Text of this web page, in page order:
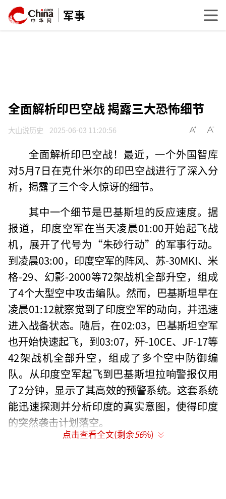
军事
全面解析印巴空战 揭露三大恐怖细节
大山说历史 2025-06-03 11:20:56
全面解析印巴空战！最近，一个外国智库
对5月7日在克什米尔的印巴空战进行了深入分
析，揭露了三个令人惊讶的细节。
其中一个细节是巴基斯坦的反应速度。据
报道，印度空军在当天凌晨01:00开始起飞战
机，展开了代号为“朱砂行动”的军事行动。
到凌晨03:00，印度空军的阵风、苏-30MKI、米
格-29、幻影-2000等72架战机全部升空，组成
了4个大型空中攻击编队。然而，巴基斯坦早在
凌晨01:12就察觉到了印度空军的动向，并迅速
进入战备状态。随后，在02:03，巴基斯坦空军
也开始快速起飞，到03:07，歼-10CE、JF-17等
42架战机全部升空，组成了多个空中防御编
队。从印度空军起飞到巴基斯坦拉响警报仅用
了2分钟，显示了其高效的预警系统。这套系统
能迅速探测并分析印度的真实意图，使得印度
的突然袭击计划落空。
点击查看全文(剩余56%)